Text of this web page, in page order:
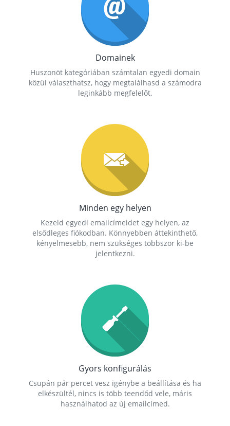
Domainek
Huszonöt kategóriában számtalan egyedi domain
közül választhatsz, hogy megtalálhasd a számodra
leginkább megfelelőt.
Minden egy helyen
Kezeld egyedi emailcímeidet egy helyen, az
elsődleges fiókodban. Könnyebben áttekinthető,
kényelmesebb, nem szükséges többször ki-be
jelentkezni.
Gyors konfigurálás
Csupán pár percet vesz igénybe a beállítása és ha
elkészültél, nincs is több teendőd vele, máris
használhatod az új emailcímed.